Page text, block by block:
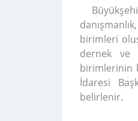
birimleri
dernek ve
birimlerinin
İdaresi
belirlenir.